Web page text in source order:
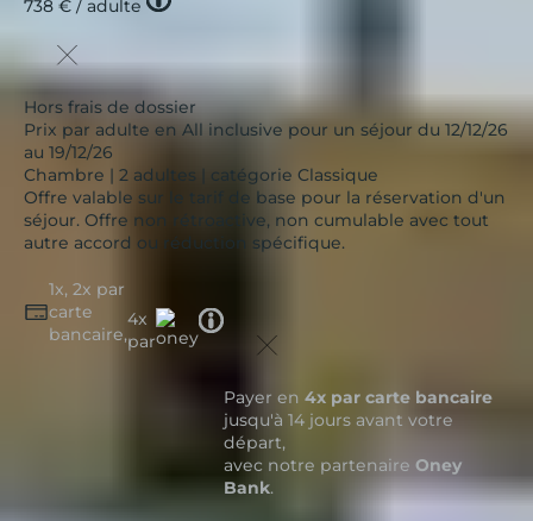
738 € / adulte
icon
Hors frais de dossier
Prix par adulte en All inclusive pour un séjour du 12/12/26
au 19/12/26
Chambre | 2 adultes | catégorie Classique
Offre valable sur le tarif de base pour la réservation d'un
séjour. Offre non rétroactive, non cumulable avec tout
autre accord ou réduction spécifique.
1x, 2x par
carte
bancaire,
4x
par
Tooltip
icon
Payer en 4x par carte bancaire
jusqu'à 14 jours avant votre
départ,
avec notre partenaire Oney
Bank.